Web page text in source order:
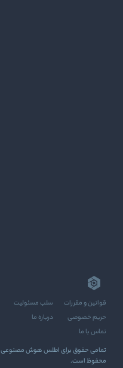
قوانین و مقررات
سلب مسئولیت
حریم خصوصی
درباره ما
تماس با ما
تمامی حقوق برای اطلس هوش مصنوعی
محفوظ است.